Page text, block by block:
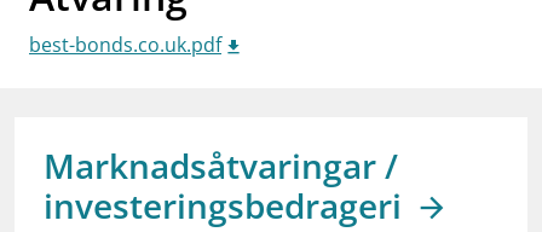
mail_outlineKontakt oss
dashboardInformasjon for investorer
notifications_noneAbonner på nyhetsvarsel
best-bonds.co.uk.pdf
Marknadsåtvaringar /
investeringsbedrageri